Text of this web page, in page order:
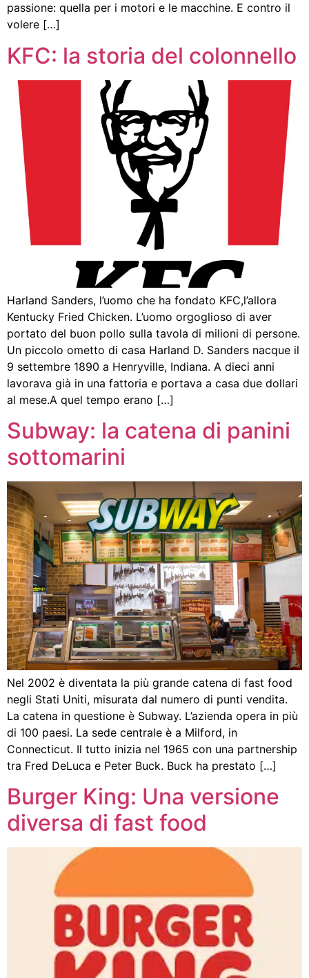
passione: quella per i motori e le macchine. E contro il
volere […]
KFC: la storia del colonnello
Harland Sanders, l’uomo che ha fondato KFC,l’allora
Kentucky Fried Chicken. L’uomo orgoglioso di aver
portato del buon pollo sulla tavola di milioni di persone.
Un piccolo ometto di casa Harland D. Sanders nacque il
9 settembre 1890 a Henryville, Indiana. A dieci anni
lavorava già in una fattoria e portava a casa due dollari
al mese.A quel tempo erano […]
Subway: la catena di panini
sottomarini
Nel 2002 è diventata la più grande catena di fast food
negli Stati Uniti, misurata dal numero di punti vendita.
La catena in questione è Subway. L’azienda opera in più
di 100 paesi. La sede centrale è a Milford, in
Connecticut. Il tutto inizia nel 1965 con una partnership
tra Fred DeLuca e Peter Buck. Buck ha prestato […]
Burger King: Una versione
diversa di fast food